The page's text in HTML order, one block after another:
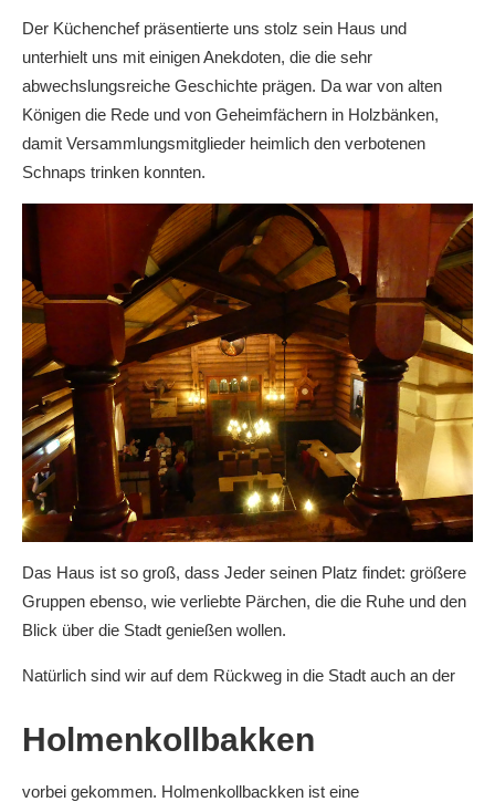
Der Küchenchef präsentierte uns stolz sein Haus und
unterhielt uns mit einigen Anekdoten, die die sehr
abwechslungsreiche Geschichte prägen. Da war von alten
Königen die Rede und von Geheimfächern in Holzbänken,
damit Versammlungsmitglieder heimlich den verbotenen
Schnaps trinken konnten.
Das Haus ist so groß, dass Jeder seinen Platz findet: größere
Gruppen ebenso, wie verliebte Pärchen, die die Ruhe und den
Blick über die Stadt genießen wollen.
Natürlich sind wir auf dem Rückweg in die Stadt auch an der
Holmenkollbakken
vorbei gekommen. Holmenkollbackken ist eine